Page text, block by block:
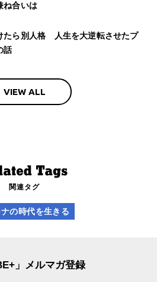
ね合いは
たら別人格 人生を大逆転させたプ
話
VIEW ALL
関連タグ
の時代を生きる
」メルマガ登録